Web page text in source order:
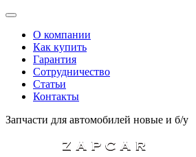
О компании
Как купить
Гарантия
Сотрудничество
Статьи
Контакты
Запчасти для автомобилей новые и б/у